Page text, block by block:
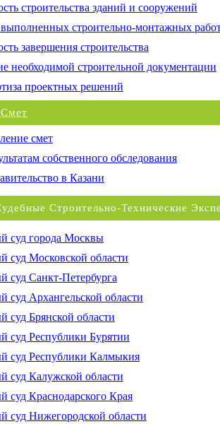
строительства зданий и сооружений
строительно-монтажных
завершения строительства
необходимой строительной документации
проектных решений
смет
собственного обследования
в Казани
Строительно-Технические
суд города Москвы
суд Московской области
суд Санкт-Петербурга
суд Архангельской области
суд Брянской области
суд Республики Бурятии
суд Республики Калмыкия
суд Калужской области
суд Краснодарского Края
суд Нижегородской области